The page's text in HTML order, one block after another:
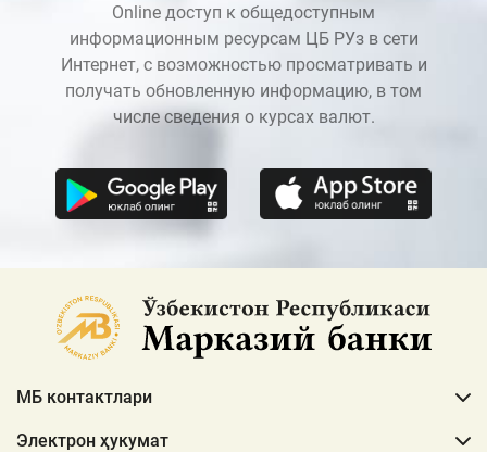
Online доступ к общедоступным
информационным ресурсам ЦБ РУз в сети
Интернет, с возможностью просматривать и
получать обновленную информацию, в том
числе сведения о курсах валют.
МБ контактлари
Электрон ҳукумат